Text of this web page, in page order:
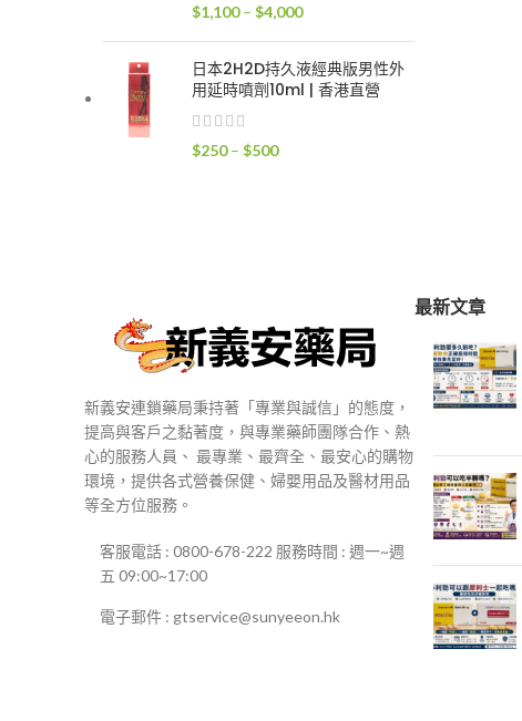
$2,100
$1,100 – $4,000價
範
圍：
日本2H2D持久液經典版男性外
用延時噴劑10ml | 香港直營
$250 – $500價
新義安連鎖藥局秉持著「專業與誠信」的態度，
提高與客戶之黏著度，與專業藥師團隊合作、熱
心的服務人員、 最專業、最齊全、最安心的購物
環境，提供各式營養保健、婦嬰用品及醫材用品
等全方位服務。
客服電話 : 0800-678-222 服務時間 : 週一~週
五 09:00~17:00
電子郵件 : gtservice@sunyeeon.hk
最新文章